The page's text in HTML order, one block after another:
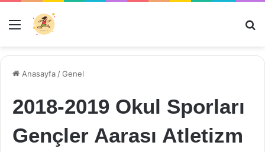
Menü
Anasayfa /Genel
2018-2019 Okul Sporları
Gençler Aarası Atletizm